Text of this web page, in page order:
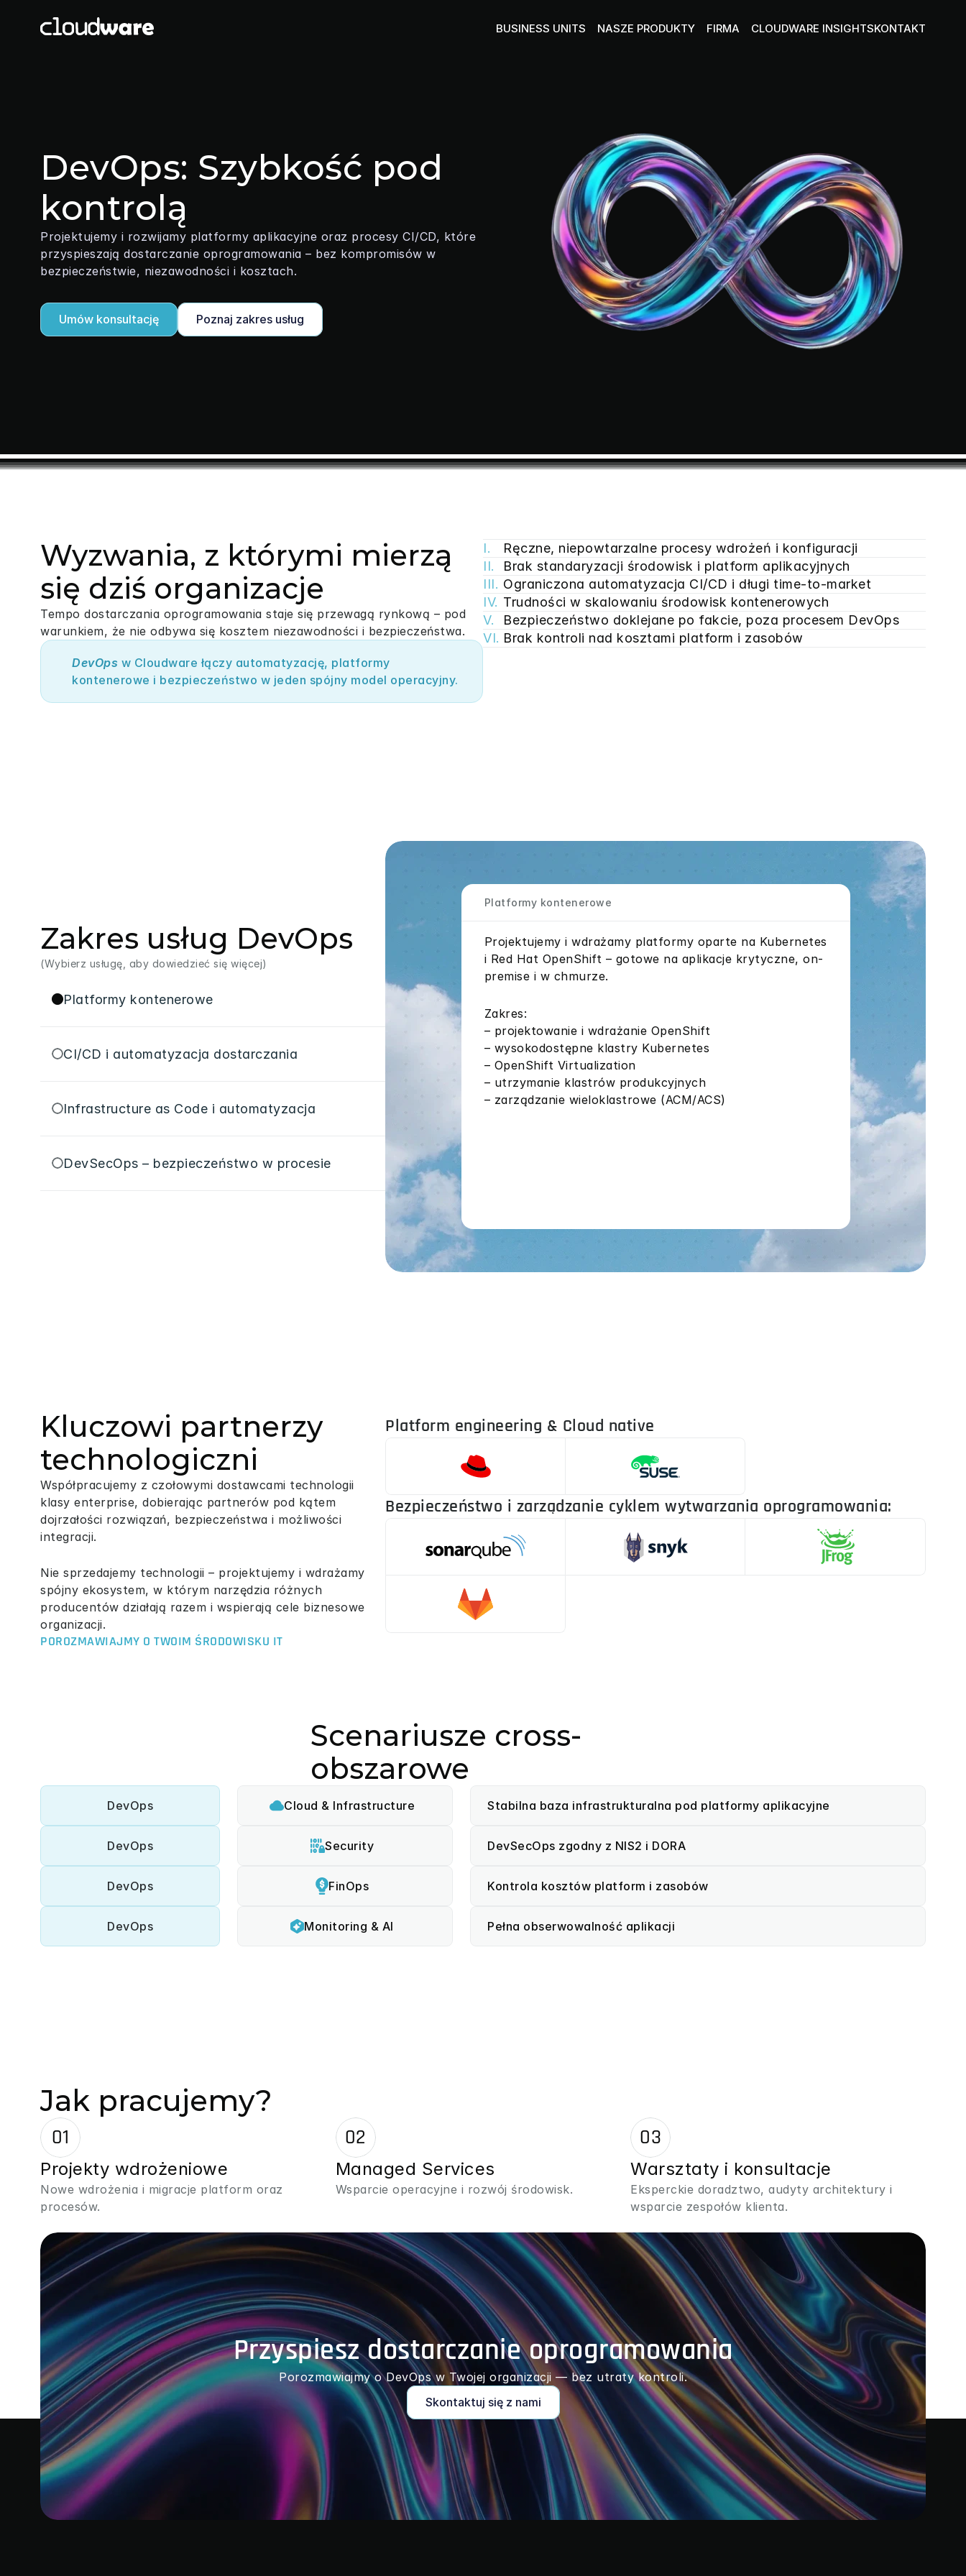
DevOps: Szybkość pod
kontrolą
Projektujemy i rozwijamy platformy aplikacyjne oraz procesy CI/CD, które
przyspieszają dostarczanie oprogramowania – bez kompromisów w
bezpieczeństwie, niezawodności i kosztach.
Umów konsultację Poznaj zakres usług
Wyzwania, z którymi mierzą
się dziś organizacje
Tempo dostarczania oprogramowania staje się przewagą rynkową – pod
warunkiem, że nie odbywa się kosztem niezawodności i bezpieczeństwa.
DevOps w Cloudware łączy automatyzację, platformy
kontenerowe i bezpieczeństwo w jeden spójny model operacyjny.
I.
Ręczne, niepowtarzalne procesy wdrożeń i konfiguracji
II.
Brak standaryzacji środowisk i platform aplikacyjnych
III. Ograniczona automatyzacja CI/CD i długi time-to-market
IV. Trudności w skalowaniu środowisk kontenerowych
V.
Bezpieczeństwo doklejane po fakcie, poza procesem DevOps
VI. Brak kontroli nad kosztami platform i zasobów
Zakres usług DevOps
(Wybierz usługę, aby dowiedzieć się więcej)
Platformy kontenerowe
CI/CD i automatyzacja dostarczania
Infrastructure as Code i automatyzacja
DevSecOps – bezpieczeństwo w procesie
Platformy kontenerowe
Projektujemy i wdrażamy platformy oparte na Kubernetes
i Red Hat OpenShift – gotowe na aplikacje krytyczne, on-
premise i w chmurze.
Zakres:
– projektowanie i wdrażanie OpenShift
– wysokodostępne klastry Kubernetes
– OpenShift Virtualization
– utrzymanie klastrów produkcyjnych
– zarządzanie wieloklastrowe (ACM/ACS)
Kluczowi partnerzy
technologiczni
Współpracujemy z czołowymi dostawcami technologii
klasy enterprise, dobierając partnerów pod kątem
dojrzałości rozwiązań, bezpieczeństwa i możliwości
integracji.
Nie sprzedajemy technologii – projektujemy i wdrażamy
spójny ekosystem, w którym narzędzia różnych
producentów działają razem i wspierają cele biznesowe
organizacji.
POROZMAWIAJMY O TWOIM ŚRODOWISKU IT
Platform engineering & Cloud native
Bezpieczeństwo i zarządzanie cyklem wytwarzania oprogramowania:
Scenariusze cross-
obszarowe
DevOps Cloud & Infrastructure Stabilna baza infrastrukturalna pod platformy aplikacyjne
DevOps Security DevSecOps zgodny z NIS2 i DORA
DevOps FinOps Kontrola kosztów platform i zasobów
DevOps Monitoring & AI Pełna obserwowalność aplikacji
Jak pracujemy?
01
Projekty wdrożeniowe
Nowe wdrożenia i migracje platform oraz
procesów.
02
Managed Services
Wsparcie operacyjne i rozwój środowisk.
03
Warsztaty i konsultacje
Eksperckie doradztwo, audyty architektury i
wsparcie zespołów klienta.
Przyspiesz dostarczanie oprogramowania
Porozmawiajmy o DevOps w Twojej organizacji — bez utraty kontroli.
Skontaktuj się z nami
BUSINESS UNITS
FINOPS, MONITORING & AI
Pełna widoczność i kontrola
SECURITY
Bezpieczeństwo, które działa
NASZE PRODUKTY FIRMA
KARIERA
Dołącz do ekipy Cloudware
DOKUMENTY
Baza dokumentów
CLOUDWARE INSIGHTSKONTAKT